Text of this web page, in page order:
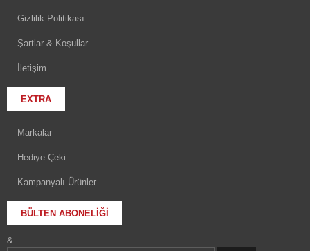
Gizlilik Politikası
Şartlar & Koşullar
İletişim
EXTRA
Markalar
Hediye Çeki
Kampanyalı Ürünler
BÜLTEN ABONELIĞI
&